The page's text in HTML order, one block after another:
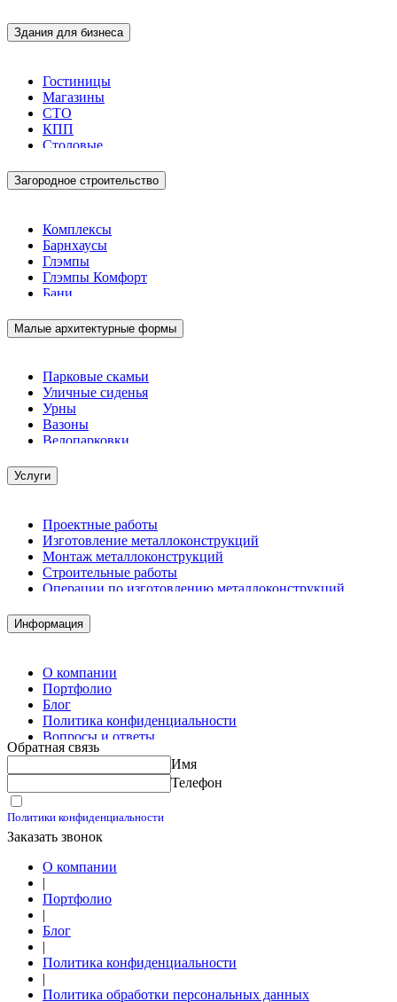
Здания для бизнеса
Гостиницы
Магазины
СТО
КПП
Столовые
Загородное строительство
Комплексы
Барнхаусы
Глэмпы
Глэмпы Комфорт
Бани
Малые архитектурные формы
Парковые скамьи
Уличные сиденья
Урны
Вазоны
Велопарковки
Услуги
Проектные работы
Изготовление металлоконструкций
Монтаж металлоконструкций
Строительные работы
Операции по изготовлению металлоконструкций
Комплектация металлопроката
Изготовление винтовых свай
Информация
О компании
Портфолио
Блог
Политика конфиденциальности
Вопросы и ответы
Контакты
Обратная связь
Имя
Телефон
Политики конфиденциальности
Заказать звонок
О компании
|
Портфолио
|
Блог
|
Политика конфиденциальности
|
Политика обработки персональных данных